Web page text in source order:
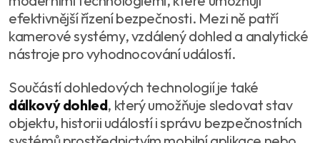
efektivnější řízení bezpečnosti. Mezi ně patří
kamerové systémy, vzdálený dohled a analytické
nástroje pro vyhodnocování událostí.
Součástí dohledových technologií je také
dálkový dohled, který umožňuje sledovat stav
objektu, historii událostí i správu bezpečnostních